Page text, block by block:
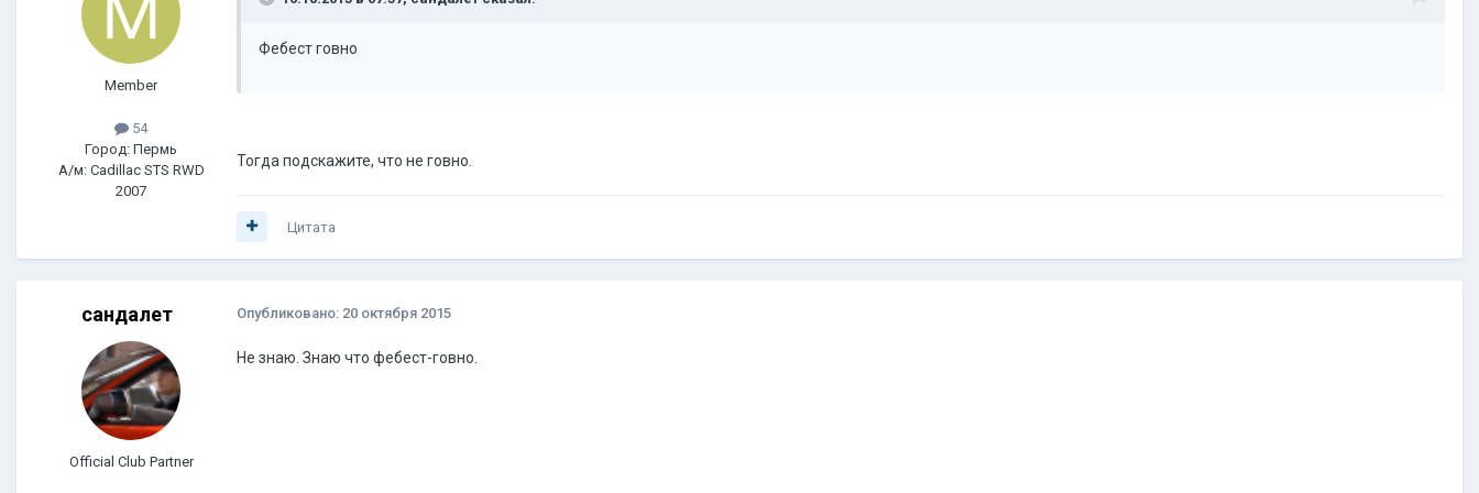
Member
54
Город: Пермь
А/м: Cadillac STS RWD
2007
Фебест говно
Тогда подскажите, что не говно.
Цитата
сандалет
Official Club Partner
Опубликовано: 20 октября 2015
Не знаю. Знаю что фебест-говно.